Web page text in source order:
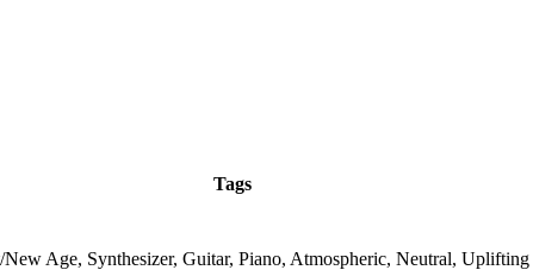
Tags
Age, Synthesizer, Guitar, Piano, Atmospheric, Neutral, Uplifting